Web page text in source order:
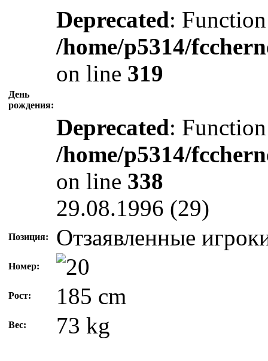
День
рождения:
Deprecated:
/home/p5314/
on line 319
Deprecated:
/home/p5314/
on line 338
29.08.1996 (29)
Позиция: Отзаявленные
Номер:
Рост: 185 cm
Вес: 73 kg